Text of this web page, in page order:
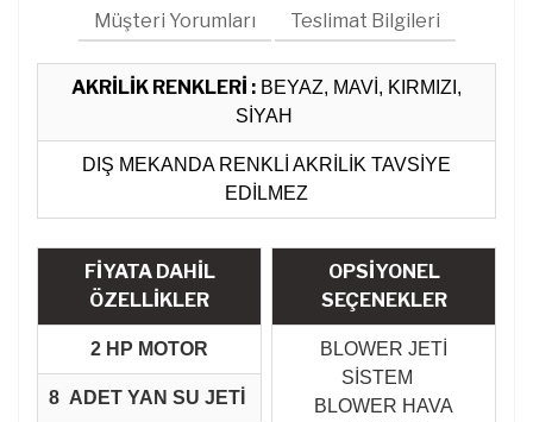
Müşteri Yorumları Teslimat Bilgileri
AKRİLİK RENKLERİ : BEYAZ, MAVİ, KIRMIZI,
SİYAH
DIŞ MEKANDA RENKLİ AKRİLİK TAVSİYE
EDİLMEZ
FİYATA DAHİL
ÖZELLİKLER
2 HP MOTOR
8 ADET YAN SU JETİ
OPSİYONEL
SEÇENEKLER
BLOWER JETİ
SİSTEM
BLOWER HAVA